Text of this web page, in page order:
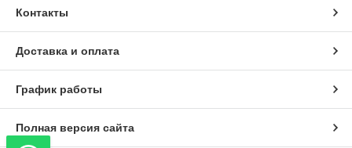
Контакты
Доставка и оплата
График работы
Полная версия сайта